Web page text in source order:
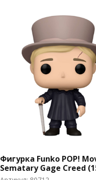
Фигурка Funko POP!
Sematary Gage Creed